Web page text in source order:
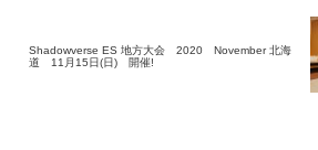
Shadowverse ES 地方大会 2020 November 北海
道 11月15日(日) 開催!